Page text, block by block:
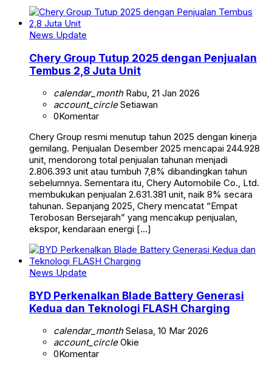
News Update
Chery Group Tutup 2025 dengan Penjualan
Tembus 2,8 Juta Unit
calendar_monthRabu, 21 Jan 2026
account_circleSetiawan
0Komentar
Chery Group resmi menutup tahun 2025 dengan kinerja
gemilang. Penjualan Desember 2025 mencapai 244.928
unit, mendorong total penjualan tahunan menjadi
2.806.393 unit atau tumbuh 7,8% dibandingkan tahun
sebelumnya. Sementara itu, Chery Automobile Co., Ltd.
membukukan penjualan 2.631.381 unit, naik 8% secara
tahunan. Sepanjang 2025, Chery mencatat “Empat
Terobosan Bersejarah” yang mencakup penjualan,
ekspor, kendaraan energi […]
News Update
BYD Perkenalkan Blade Battery Generasi
Kedua dan Teknologi FLASH Charging
calendar_monthSelasa, 10 Mar 2026
account_circleOkie
0Komentar